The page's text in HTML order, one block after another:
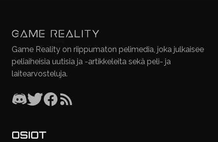
Game Reality on riippumaton pelimedia, joka julkaisee
peliaiheisia uutisia ja -artikkeleita sekä peli- ja
laitearvosteluja.
OSIOT